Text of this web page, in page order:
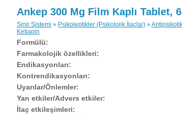
Ankep 300 Mg Film Kaplı Tablet,
Sinir Sistemi » Psikoleptikler (Psikolojik İlaçlar) »
Ketiapin
Formülü:
Farmakolojik özellikleri:
Endikasyonları:
Kontrendikasyonları:
Uyarılar/Önlemler:
Yan etkiler/Advers etkiler:
İlaç etkileşimleri: